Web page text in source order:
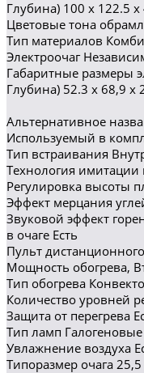
Глубина) 100 x 122.5 x
Цветовые тона
Тип материалов
Электроочаг
Габаритные размеры
Глубина) 52.3 x 68,9 x
Альтернативное
Используемый в
Тип встраивания
Технология
Регулировка высоты
Эффект мерцания
Звуковой эффект
в очаге Есть
Пульт
Мощность обогрева,
Тип обогрева
Количество уровней
Защита от перегрева
Тип ламп
Увлажнение воздуха
Типоразмер очага 25,5